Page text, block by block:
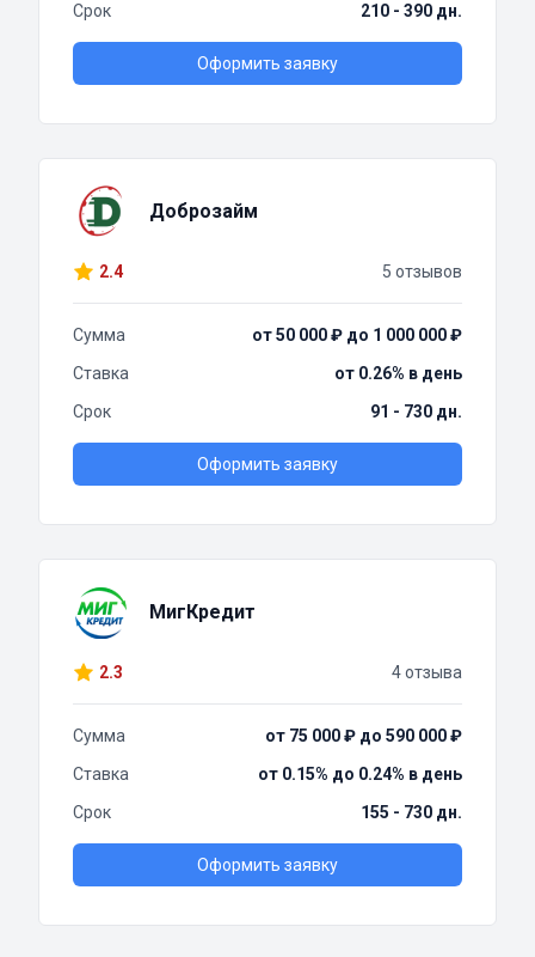
Срок
210 - 390 дн.
Оформить заявку
Доброзайм
2.4 5 отзывов
Сумма
от 50 000 ₽ до 1 000 000 ₽
Ставка
от 0.26% в день
Срок
91 - 730 дн.
Оформить заявку
МигКредит
2.3 4 отзыва
Сумма
от 75 000 ₽ до 590 000 ₽
Ставка
от 0.15% до 0.24% в день
Срок
155 - 730 дн.
Оформить заявку